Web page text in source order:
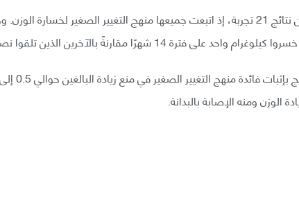
جمعت هذه الدراسة بين نتائج 21 تجربة، إذ اتبعت جميعها منهج التغيير الصغير
14 شهرًا مقارنةً بالآخرين الذين تلقوا نصائح عامة حول خسارة الوزن.
الوزن ومنه الإصابة بالبدانة.